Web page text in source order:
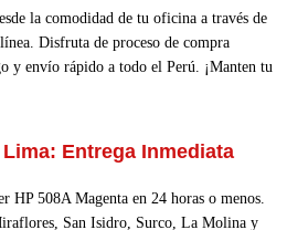
la comodidad de tu oficina a través de
Disfruta de proceso de compra
y envío rápido a todo el Perú. ¡Manten tu
Entrega Inmediata
HP 508A Magenta en 24 horas o menos.
San Isidro, Surco, La Molina y